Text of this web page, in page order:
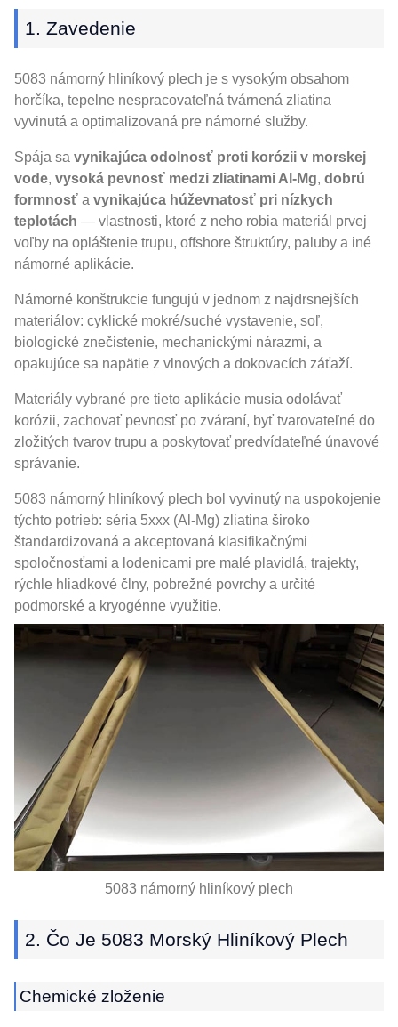
1. Zavedenie
5083 námorný hliníkový plech je s vysokým obsahom
horčíka, tepelne nespracovateľná tvárnená zliatina
vyvinutá a optimalizovaná pre námorné služby.
Spája sa vynikajúca odolnosť proti korózii v morskej
vode, vysoká pevnosť medzi zliatinami Al-Mg, dobrú
formnosť a vynikajúca húževnatosť pri nízkych
teplotách — vlastnosti, ktoré z neho robia materiál prvej
voľby na opláštenie trupu, offshore štruktúry, paluby a iné
námorné aplikácie.
Námorné konštrukcie fungujú v jednom z najdrsnejších
materiálov: cyklické mokré/suché vystavenie, soľ,
biologické znečistenie, mechanickými nárazmi, a
opakujúce sa napätie z vlnových a dokovacích záťaží.
Materiály vybrané pre tieto aplikácie musia odolávať
korózii, zachovať pevnosť po zváraní, byť tvarovateľné do
zložitých tvarov trupu a poskytovať predvídateľné únavové
správanie.
5083 námorný hliníkový plech bol vyvinutý na uspokojenie
týchto potrieb: séria 5xxx (Al-Mg) zliatina široko
štandardizovaná a akceptovaná klasifikačnými
spoločnosťami a lodenicami pre malé plavidlá, trajekty,
rýchle hliadkové člny, pobrežné povrchy a určité
podmorské a kryogénne využitie.
5083 námorný hliníkový plech
2. Čo Je 5083 Morský Hliníkový Plech
Chemické zloženie